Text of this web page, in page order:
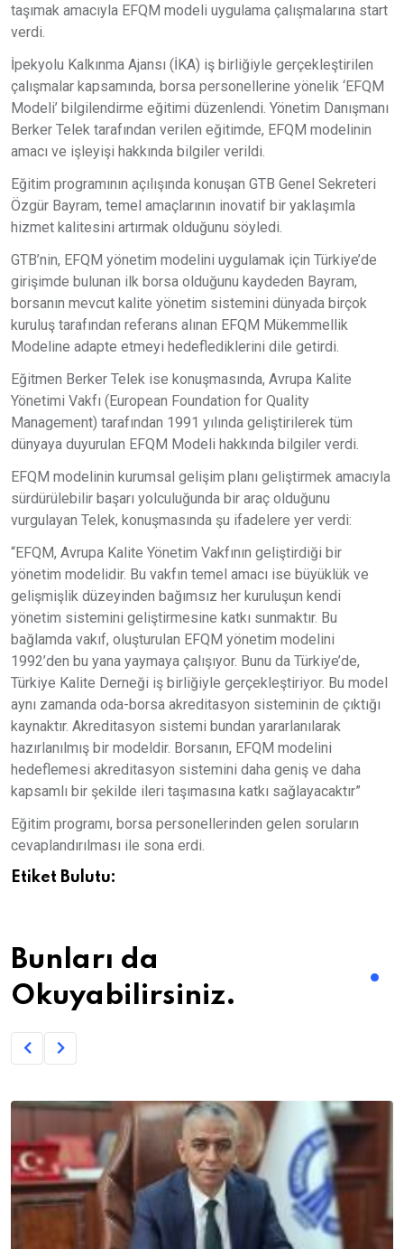
taşımak amacıyla EFQM modeli uygulama çalışmalarına start
verdi.
İpekyolu Kalkınma Ajansı (İKA) iş birliğiyle gerçekleştirilen
çalışmalar kapsamında, borsa personellerine yönelik ‘EFQM
Modeli’ bilgilendirme eğitimi düzenlendi. Yönetim Danışmanı
Berker Telek tarafından verilen eğitimde, EFQM modelinin
amacı ve işleyişi hakkında bilgiler verildi.
Eğitim programının açılışında konuşan GTB Genel Sekreteri
Özgür Bayram, temel amaçlarının inovatif bir yaklaşımla
hizmet kalitesini artırmak olduğunu söyledi.
GTB’nin, EFQM yönetim modelini uygulamak için Türkiye’de
girişimde bulunan ilk borsa olduğunu kaydeden Bayram,
borsanın mevcut kalite yönetim sistemini dünyada birçok
kuruluş tarafından referans alınan EFQM Mükemmellik
Modeline adapte etmeyi hedeflediklerini dile getirdi.
Eğitmen Berker Telek ise konuşmasında, Avrupa Kalite
Yönetimi Vakfı (European Foundation for Quality
Management) tarafından 1991 yılında geliştirilerek tüm
dünyaya duyurulan EFQM Modeli hakkında bilgiler verdi.
EFQM modelinin kurumsal gelişim planı geliştirmek amacıyla
sürdürülebilir başarı yolculuğunda bir araç olduğunu
vurgulayan Telek, konuşmasında şu ifadelere yer verdi:
“EFQM, Avrupa Kalite Yönetim Vakfının geliştirdiği bir
yönetim modelidir. Bu vakfın temel amacı ise büyüklük ve
gelişmişlik düzeyinden bağımsız her kuruluşun kendi
yönetim sistemini geliştirmesine katkı sunmaktır. Bu
bağlamda vakıf, oluşturulan EFQM yönetim modelini
1992’den bu yana yaymaya çalışıyor. Bunu da Türkiye’de,
Türkiye Kalite Derneği iş birliğiyle gerçekleştiriyor. Bu model
aynı zamanda oda-borsa akreditasyon sisteminin de çıktığı
kaynaktır. Akreditasyon sistemi bundan yararlanılarak
hazırlanılmış bir modeldir. Borsanın, EFQM modelini
hedeflemesi akreditasyon sistemini daha geniş ve daha
kapsamlı bir şekilde ileri taşımasına katkı sağlayacaktır”
Eğitim programı, borsa personellerinden gelen soruların
cevaplandırılması ile sona erdi.
Etiket Bulutu:
Bunları da
Okuyabilirsiniz.